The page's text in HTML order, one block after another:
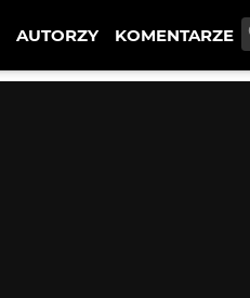
AUTORZY KOMENTARZE